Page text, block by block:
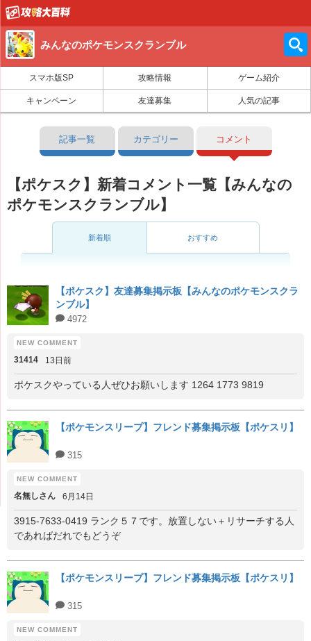
みんなのポケモンスクランブル
スマホ版SP 攻略情報 ゲーム紹介
キャンペーン 友達募集 人気の記事
記事一覧 カテゴリー コメント
【ポケスク】新着コメント一覧【みんなの
ポケモンスクランブル】
新着順 おすすめ
【ポケスク】友達募集掲示板【みんなのポケモンスクラ
ンブル】
4972
31414 13日前
ポケスクやっている人ぜひお願いします 1264 1773 9819
【ポケモンスリープ】フレンド募集掲示板【ポケスリ】
315
名無しさん 6月14日
3915-7633-0419 ランク５７です。放置しない＋リサーチする人
であればだれでもどうぞ
【ポケモンスリープ】フレンド募集掲示板【ポケスリ】
315